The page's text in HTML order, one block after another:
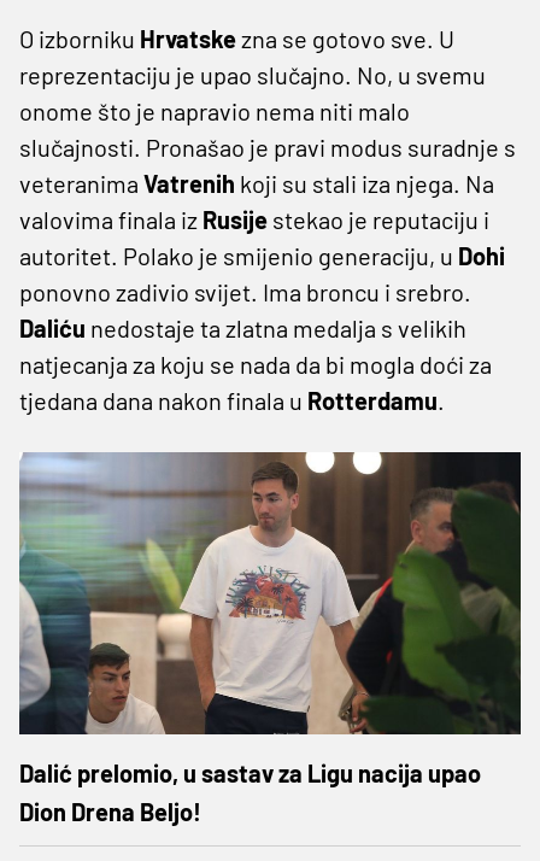
O izborniku Hrvatskezna se gotovo sve. U
reprezentaciju je upao slučajno. No, u svemu
onome što je napravio nema niti malo
slučajnosti. Pronašao je pravi modus suradnje s
veteranima Vatrenih koji su stali iza njega. Na
valovima finala iz Rusije stekao je reputaciju i
autoritet. Polako je smijenio generaciju, u Dohi
ponovno zadivio svijet. Ima broncu i srebro.
Daliću nedostaje ta zlatna medalja s velikih
natjecanja za koju se nada da bi mogla doći za
tjedana dana nakon finala u Rotterdamu.
Dalić prelomio, u sastav za Ligu nacija upao
Dion Drena Beljo!